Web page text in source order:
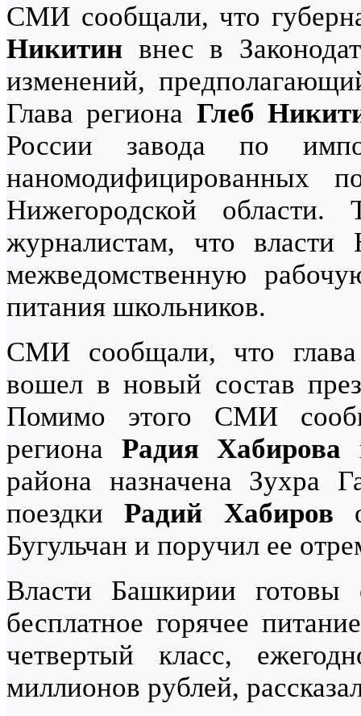
СМИ сообщали, что
Никитин внес в
изменений,
Глава региона Глеб
России завода по
наномодифицированных
Нижегородской
журналистам, что власти
межведомственную
питания школьников.
СМИ сообщали, что
вошел в новый состав
Помимо этого СМИ
региона Радия Хабирова
района назначена Зухра
поездкиРадий Хабиров
Бугульчан и поручил ее
Власти Башкирии готовы
бесплатное горячее
четвертый класс,
миллионов рублей,